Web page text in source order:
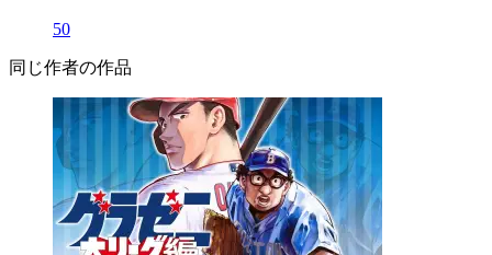
50
同じ作者の作品